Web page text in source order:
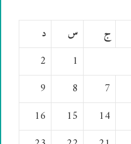
ج س
د
1
2
7
8
9
14
15
16